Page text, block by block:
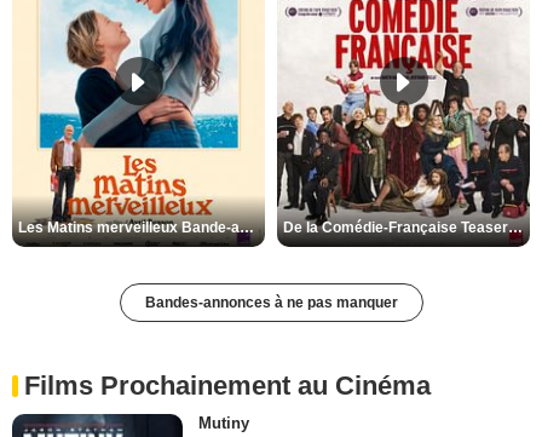
Les Matins merveilleux Bande-annonce VF De la Comédie-Française Teaser VF
Bandes-annonces à ne pas manquer
Films Prochainement au Cinéma
Mutiny